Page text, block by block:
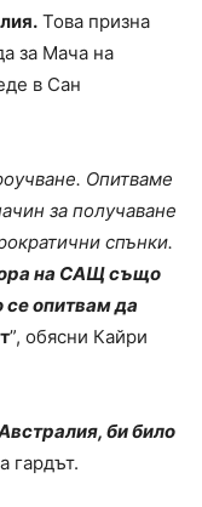
Това призна
за Мача на
в Сан
Опитваме
за получаване
спънки.
на САЩ също
се опитвам да
т”, обясни Кайри
би било
гардът.